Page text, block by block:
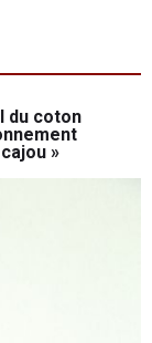
du coton
»